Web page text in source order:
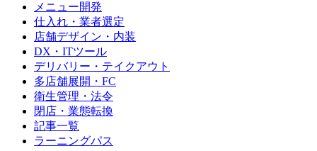
メニュー開発
仕入れ・業者選定
店舗デザイン・内装
DX・ITツール
デリバリー・テイクアウト
多店舗展開・FC
衛生管理・法令
閉店・業態転換
記事一覧
ラーニングパス